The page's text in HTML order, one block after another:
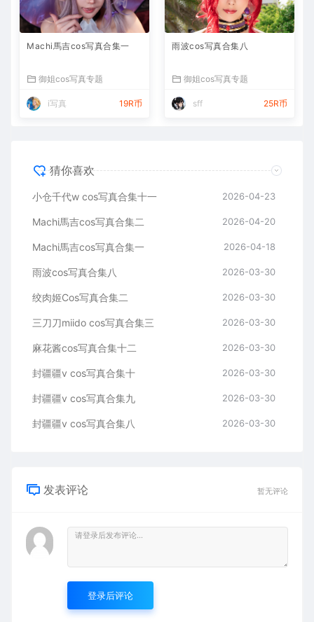
Machi馬吉cos写真合集一
御姐cos写真专题
i写真 19R币
雨波cos写真合集八
御姐cos写真专题
sff 25R币
猜你喜欢
小仓千代w cos写真合集十一 2026-04-23
Machi馬吉cos写真合集二 2026-04-20
Machi馬吉cos写真合集一 2026-04-18
雨波cos写真合集八 2026-03-30
绞肉姬Cos写真合集二 2026-03-30
三刀刀miido cos写真合集三 2026-03-30
麻花酱cos写真合集十二 2026-03-30
封疆疆v cos写真合集十 2026-03-30
封疆疆v cos写真合集九 2026-03-30
封疆疆v cos写真合集八 2026-03-30
发表评论 暂无评论
登录后评论